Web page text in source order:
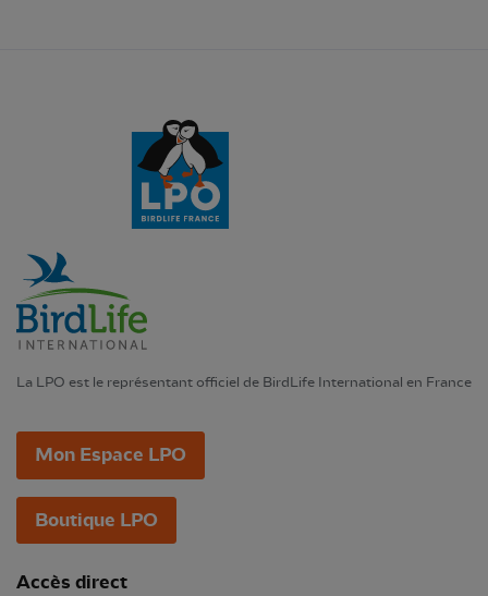
La LPO est le représentant officiel de BirdLife International en France
Mon Espace LPO
Boutique LPO
Accès direct